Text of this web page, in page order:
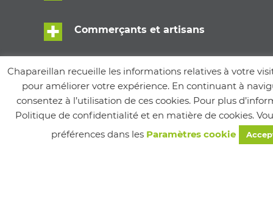
Commerçants et artisans
Écoles
Services municipaux
Chapareillan recueille les informations relatives à votre
pour améliorer votre expérience. En continuant à
consentez à l’utilisation de ces cookies. Pour plus
Politique de confidentialité et en matière de cookies.
préférences dans les Paramètres cookie